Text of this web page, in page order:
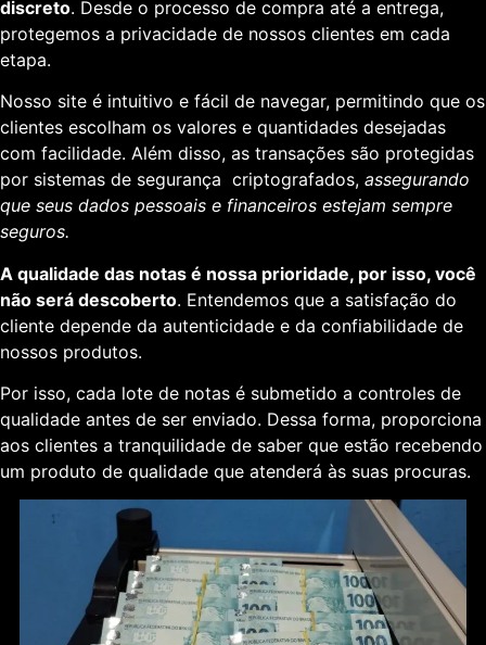
discreto. Desde o processo de compra até a entrega,
protegemos a privacidade de nossos clientes em cada
etapa.
Nosso site é intuitivo e fácil de navegar, permitindo que os
clientes escolham os valores e quantidades desejadas
com facilidade. Além disso, as transações são protegidas
por sistemas de segurança criptografados, assegurando
que seus dados pessoais e financeiros estejam sempre
seguros.
A qualidade das notas é nossa prioridade, por isso, você
não será descoberto. Entendemos que a satisfação do
cliente depende da autenticidade e da confiabilidade de
nossos produtos.
Por isso, cada lote de notas é submetido a controles de
qualidade antes de ser enviado. Dessa forma, proporciona
aos clientes a tranquilidade de saber que estão recebendo
um produto de qualidade que atenderá às suas procuras.